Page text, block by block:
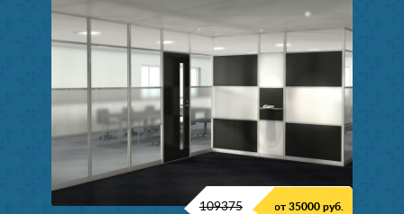
109375 от 35000 руб.